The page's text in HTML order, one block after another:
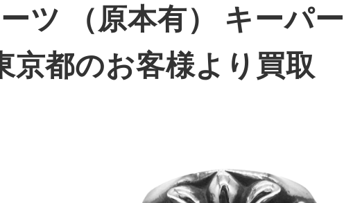
ツ （原本有） キーパー
京都のお客様より買取